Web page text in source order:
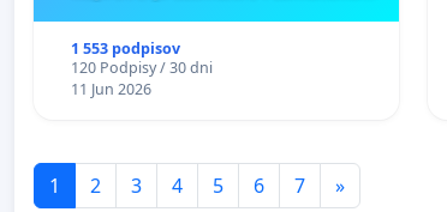
Múzeu ukrajinskej kultúry vo
Svidníku
1 553 podpisov
120 Podpisy / 30 dni
11 Jun 2026
1 2 3 4 5 6 7 »